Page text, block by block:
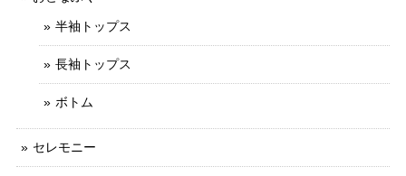
半袖トップス
長袖トップス
ボトム
セレモニー